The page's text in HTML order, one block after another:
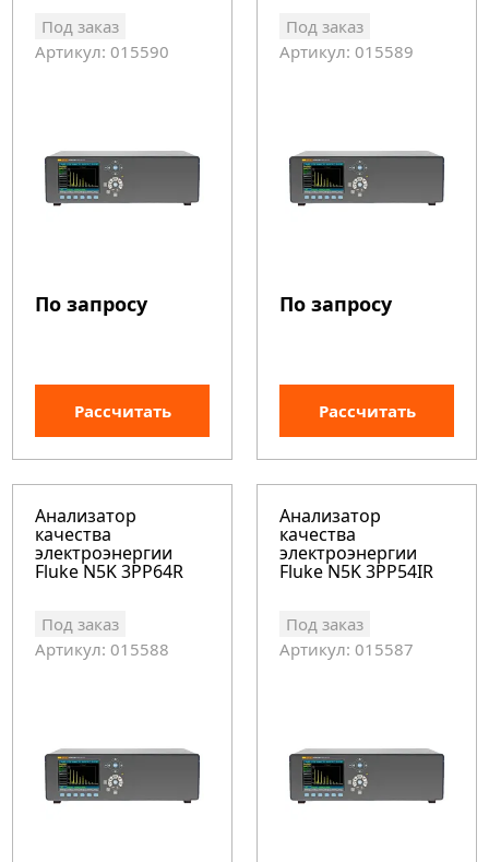
Под заказ
Артикул: 015590
По запросу
Рассчитать
Под заказ
Артикул: 015589
По запросу
Рассчитать
Анализатор
качества
электроэнергии
Fluke N5K 3PP64R
Под заказ
Артикул: 015588
Анализатор
качества
электроэнергии
Fluke N5K 3PP54IR
Под заказ
Артикул: 015587